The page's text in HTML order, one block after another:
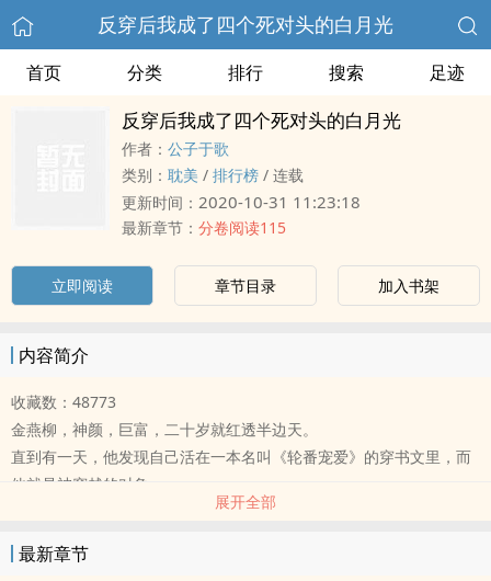
反穿后我成了四个死对头的白月光
首页 分类 排行 搜索 足迹
反穿后我成了四个死对头的白月光
作者： 公子于歌
类别： 耽美 / 排行榜 / 连载
更新时间： 2020-10-31 11:23:18
最新章节： 分卷阅读115
立即阅读 章节目录 加入书架
内容简介
收藏数：48773
金燕柳，神颜，巨富，二十岁就红透半边天。
直到有一天，他发现自己活在一本名叫《轮番宠爱》的穿书文里，而
他就是被穿越的对象。
按照原书剧情，穿到他身上的那个人，会花他的钱享受他的名气利用
呵呵。
展开全部
最新章节